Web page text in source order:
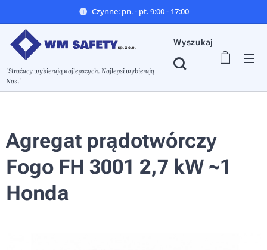
Czynne: pn. - pt. 9:00 - 17:00
"Strażacy wybierają najlepszych. Najlepsi wybierają
Nas."
Wyszukaj
Agregat prądotwórczy
Fogo FH 3001 2,7 kW ~1
Honda